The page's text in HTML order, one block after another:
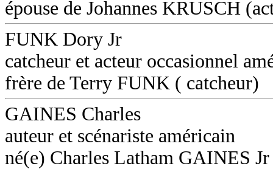
épouse de Johannes KRUSCH
FUNK Dory Jr
catcheur et acteur occasionnel
frère de Terry FUNK ( catcheur)
GAINES Charles
auteur et scénariste américain
né(e) Charles Latham GAINES Jr